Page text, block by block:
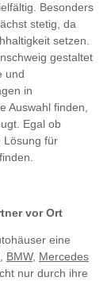
Besonders
stetig, da
setzen.
gestaltet
und
in
Auswahl finden,
Egal ob
Lösung für
vor Ort
eine
, BMW, Mercedes
nur durch ihre